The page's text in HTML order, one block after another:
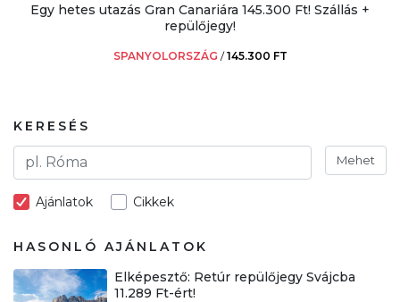
Egy hetes utazás Gran Canariára 145.300 Ft! Szállás +
repülőjegy!
SPANYOLORSZÁG /145.300 FT
KERESÉS
Mehet
Ajánlatok Cikkek
HASONLÓ AJÁNLATOK
Elképesztő: Retúr repülőjegy Svájcba
11.289 Ft-ért!